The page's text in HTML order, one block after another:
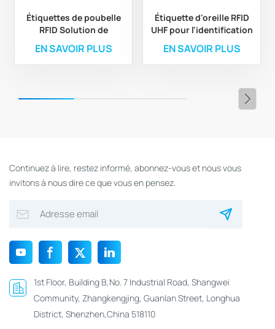
Étiquettes de poubelle
RFID Solution de
surveillance
automatisée et durable
des déchets
EN SAVOIR PLUS
Étiquette d'oreille RFID
UHF pour l'identification
et la traçabilité des
animaux
EN SAVOIR PLUS
Continuez à lire, restez informé, abonnez-vous et nous vous
invitons à nous dire ce que vous en pensez.
1st Floor, Building B,No. 7 Industrial Road, Shangwei
Community, Zhangkengjing, Guanlan Street, Longhua
District, Shenzhen,China 518110